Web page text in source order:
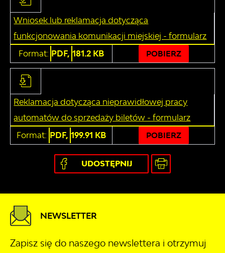
Wniosek lub reklamacja dotycząca
funkcjonowania komunikacji miejskiej - formularz
Format: PDF, 181.2 KB POBIERZ
Reklamacja dotycząca nieprawidłowej pracy
automatów do sprzedaży biletów - formularz
Format: PDF, 199.91 KB POBIERZ
UDOSTĘPNIJ
NEWSLETTER
Zapisz się do naszego newslettera i otrzymuj